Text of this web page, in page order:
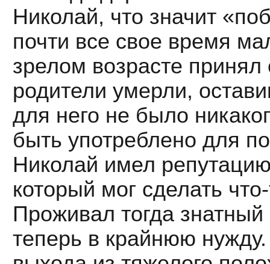
Николай, что значит
почти все свое время
зрелом возрасте
родители умерли,
для него не было
быть употреблено для
Николай имел
который мог сделать
Проживал тогда
теперь в крайнюю